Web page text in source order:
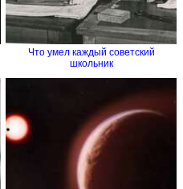
Что умел каждый советский
школьник